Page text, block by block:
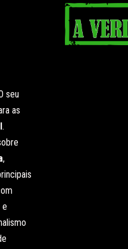
seu
as
.
,
e